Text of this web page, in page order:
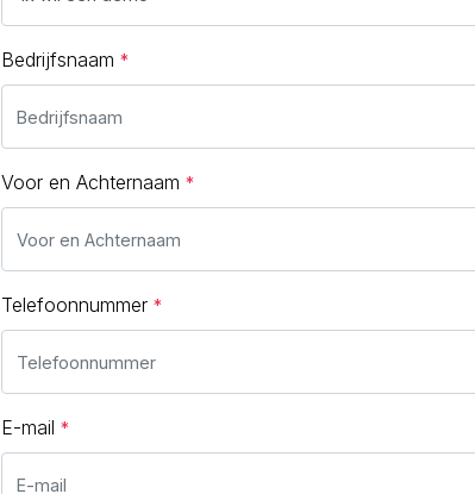
Bedrijfsnaam
Voor en Achternaam
Telefoonnummer
E-mail